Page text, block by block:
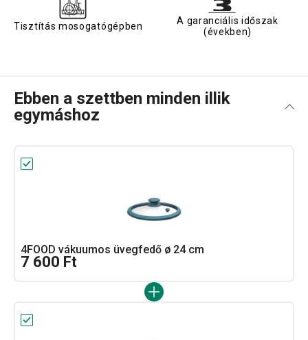
Tisztítás mosogatógépben
A garanciális időszak
(években)
Ebben a szettben minden illik
egymáshoz
4FOOD vákuumos üvegfedő ø 24 cm
7 600 Ft